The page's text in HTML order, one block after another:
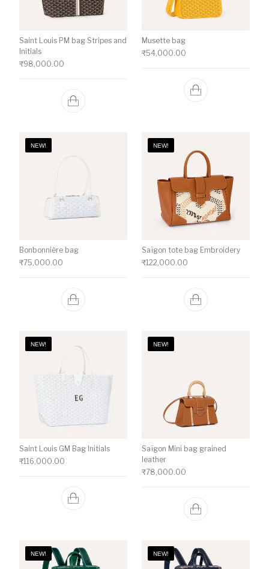
Saint Louis PM bag Stripes and
Initials
₹98,000.00
Musette bag
₹54,000.00
NEW!
Bonbonnière bag
₹75,000.00
NEW!
Saïgon tote bag Embroidery
₹122,000.00
NEW!
Saint Louis GM Bag Initials
₹116,000.00
NEW!
Saïgon Mini bag grained
leather
₹78,000.00
NEW! NEW!